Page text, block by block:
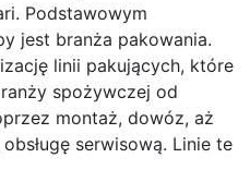
Podstawowym
jest branża pakowania.
linii pakujących, które
spożywczej od
montaż, dowóz, aż
serwisową. Linie te